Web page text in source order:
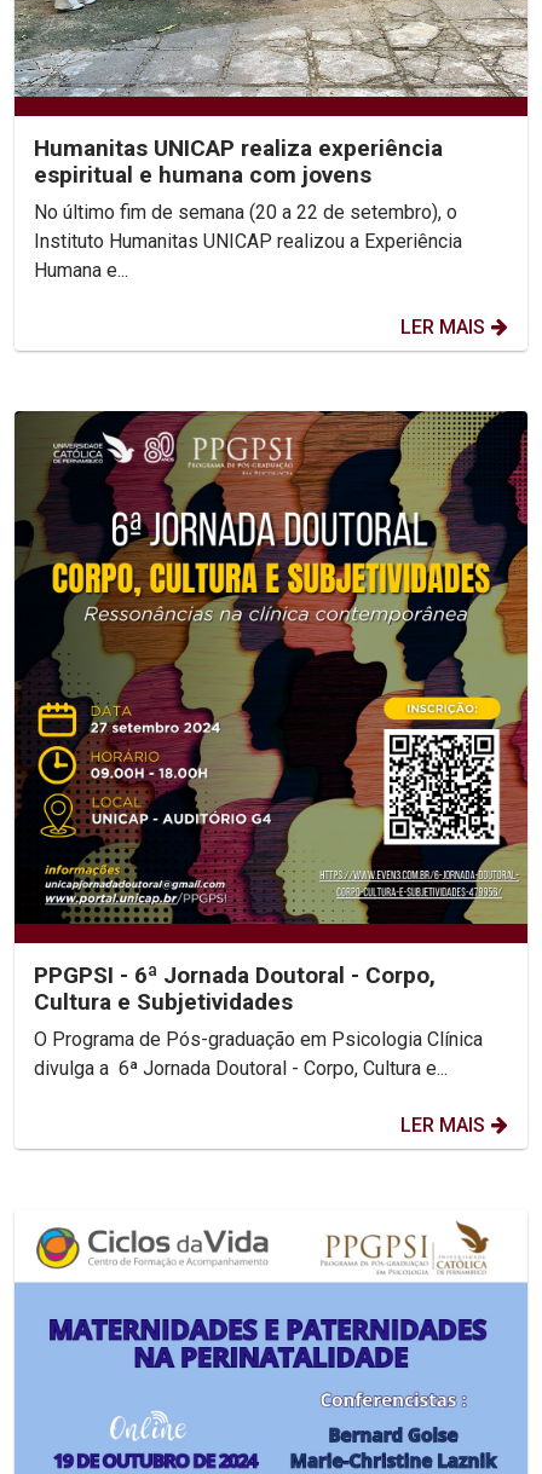
Humanitas UNICAP realiza experiência
espiritual e humana com jovens
No último fim de semana (20 a 22 de setembro), o
Instituto Humanitas UNICAP realizou a Experiência
Humana e...
LER MAIS
PPGPSI - 6ª Jornada Doutoral - Corpo,
Cultura e Subjetividades
O Programa de Pós-graduação em Psicologia Clínica
divulga a 6ª Jornada Doutoral - Corpo, Cultura e...
LER MAIS